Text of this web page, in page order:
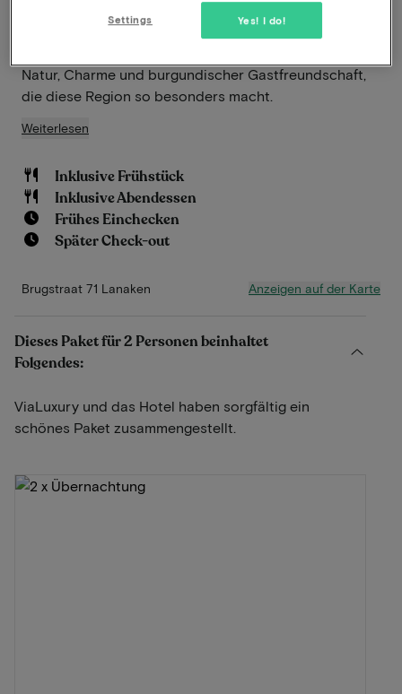
Stadt Maastricht entfernt. Freuen Sie sich auf einen
herzlichen Empfang, kulinarische Genüsse im Flow
Natur, Charme und burgundischer Gastfreundschaft,
die diese Region so besonders macht.
Weiterlesen
Inklusive Frühstück
Inklusive Abendessen
Frühes Einchecken
Später Check-out
Brugstraat 71 Lanaken Anzeigen auf der Karte
Dieses Paket für 2 Personen beinhaltet
Folgendes:
ViaLuxury und das Hotel haben sorgfältig ein
schönes Paket zusammengestellt.
Yes! I do!
Settings